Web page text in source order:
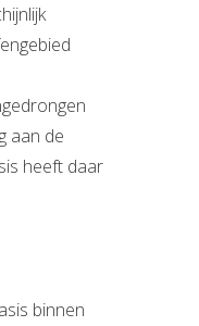
aan de
heeft daar
binnen